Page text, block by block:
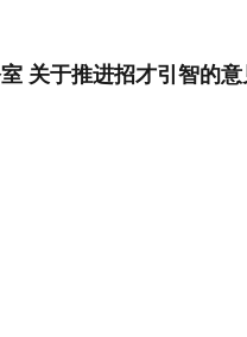
关于推进招才引智的意